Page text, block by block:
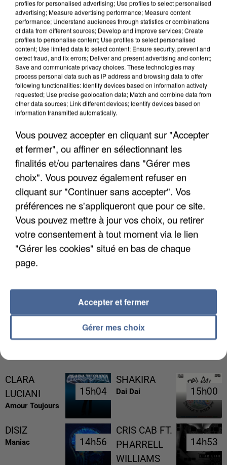
UN SECOND CADRE DE LA DZ MAFIA
INTERPELLÉ EN ALGÉRIE
CLARA
LUCIANI
Amour Toujours
15h04
15h04
SHAKIRA
Dai Dai 15h00
15h00
DISIZ
Maniac 14h56
14h56
CRIS CAB FT.
PHARRELL
WILLIAMS
14h53
14h53
profiles for personalised advertising; Use profiles to select personalised
advertising; Measure advertising performance; Measure content
performance; Understand audiences through statistics or combinations
of data from different sources; Develop and improve services; Create
profiles to personalise content; Use profiles to select personalised
content; Use limited data to select content; Ensure security, prevent and
detect fraud, and fix errors; Deliver and present advertising and content;
Save and communicate privacy choices. These technologies may
process personal data such as IP address and browsing data to offer
following functionalities: Identify devices based on information actively
requested; Use precise geolocation data; Match and combine data from
other data sources; Link different devices; Identify devices based on
information transmitted automatically.
Vous pouvez accepter en cliquant sur "Accepter
et fermer", ou affiner en sélectionnant les
finalités et/ou partenaires dans "Gérer mes
choix". Vous pouvez également refuser en
cliquant sur "Continuer sans accepter". Vos
préférences ne s'appliqueront que pour ce site.
Vous pouvez mettre à jour vos choix, ou retirer
votre consentement à tout moment via le lien
"Gérer les cookies" situé en bas de chaque
page.
Gérer mes choix
Accepter et fermer